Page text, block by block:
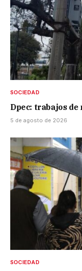
SOCIEDAD
Dpec: trabajos
5 de agosto de 2026
SOCIEDAD